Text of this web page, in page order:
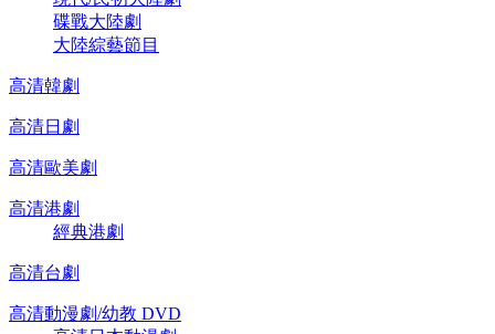
碟戰大陸劇
大陸綜藝節目
高清韓劇
高清日劇
高清歐美劇
高清港劇
經典港劇
高清台劇
高清動漫劇/幼教 DVD